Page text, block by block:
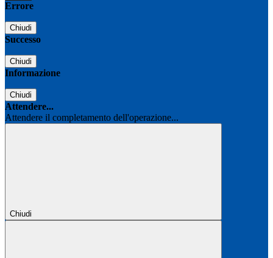
Errore
Chiudi
Successo
Chiudi
Informazione
Chiudi
Attendere...
Attendere il completamento dell'operazione...
Chiudi